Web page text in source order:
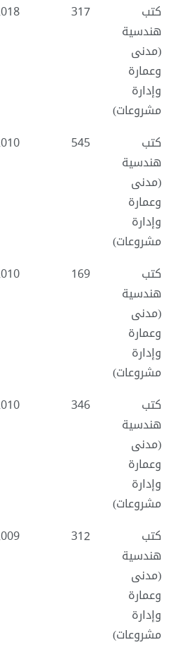
كتب
هندسية
(مدنى
وعمارة
وإدارة
مشروعات)
317
كتب
هندسية
(مدنى
وعمارة
وإدارة
مشروعات)
545
كتب
هندسية
(مدنى
وعمارة
وإدارة
مشروعات)
169
كتب
هندسية
(مدنى
وعمارة
وإدارة
مشروعات)
346
كتب
هندسية
(مدنى
وعمارة
وإدارة
مشروعات)
312